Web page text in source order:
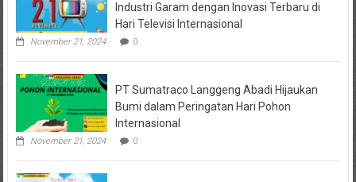
Industri Garam dengan Inovasi Terbaru di
Hari Televisi Internasional
November 21, 2024 0
PT Sumatraco Langgeng Abadi Hijaukan
Bumi dalam Peringatan Hari Pohon
Internasional
November 21, 2024 0